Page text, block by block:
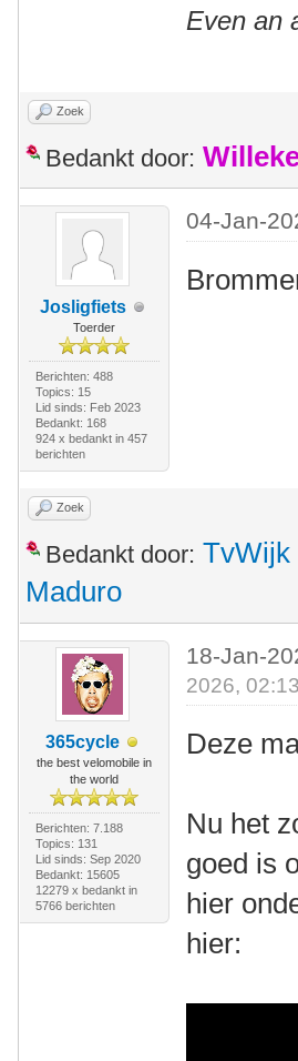
Even an
Zoek
Bedankt door:
Josligfiets
Toerder
Berichten: 488
Topics: 15
Lid sinds: Feb 2023
Bedankt: 168
924 x bedankt in 457
berichten
04-Jan-
Zoek
Bedankt door: TvWijk
Maduro
365cycle
the best velomobile in
the world
Berichten: 7.188
Topics: 131
Lid sinds: Sep 2020
Bedankt: 15605
12279 x bedankt in
5766 berichten
18-Jan-
2026,
Deze
Nu het
goed is
hier
hier: